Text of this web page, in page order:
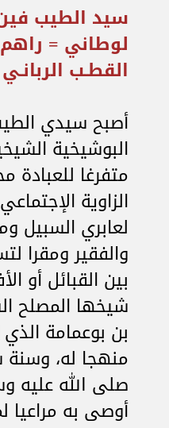
سيد الطيب
لوطاني = راهم
القطـب الربانـي
أصبح سيدي
البوشيخية
متفرغا للعبادة
الزاوية
لعابري السبيل
والفقير ومقرا
بين القبائل أو
شيخها المصلح
بن بوعمامة الذي
منهجا له، وسنة
صلى الله عليه
أوصى به مراعيا